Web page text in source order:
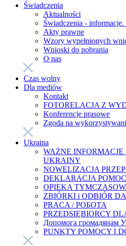
Świadczenia
Aktualności
Świadczenia -
Akty prawne
Wzory wypełnionych
Wnioski do pobrania
O nas
Czas wolny
Dla mediów
Kontakt
FOTORELACJA Z
Konferencje prasowe
Zgoda na
Ukraina
WAŻNE
UKRAINY
NOWELIZACJA
DEKLARACJA
OPIEKA
ZBIÓRKI i ODBIÓR
PRACA / РОБОТА
PRZEDSIĘBIORCY
Допомога громадянам
PUNKTY POMOCY I